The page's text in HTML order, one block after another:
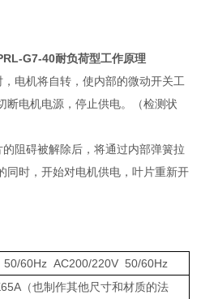
G7-40耐负荷型工作原理
电机将自转，使内部的微动开关工
断电机电源，停止供电。（检测状
阻碍被解除后，将通过内部弹簧拉
同时，开始对电机供电，叶片重新开
50/60Hz AC200/220V 50/60Hz
（也制作其他尺寸和材质的法